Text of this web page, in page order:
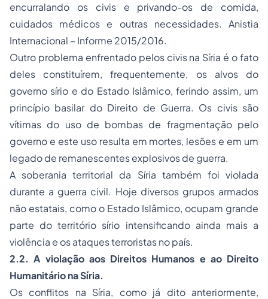
encurralando os civis e privando-os de comida,
cuidados médicos e outras necessidades. Anistia
Internacional – Informe 2015/2016.
Outro problema enfrentado pelos civis na Síria é o fato
deles constituírem, frequentemente, os alvos do
governo sírio e do Estado Islâmico, ferindo assim, um
princípio basilar do Direito de Guerra. Os civis são
vítimas do uso de bombas de fragmentação pelo
governo e este uso resulta em mortes, lesões e em um
legado de remanescentes explosivos de guerra.
A soberania territorial da Síria também foi violada
durante a guerra civil. Hoje diversos grupos armados
não estatais, como o Estado Islâmico, ocupam grande
parte do território sírio intensificando ainda mais a
violência e os ataques terroristas no país.
2.2. A violação aos Direitos Humanos e ao Direito
Humanitário na Síria.
Os conflitos na Síria, como já dito anteriormente,